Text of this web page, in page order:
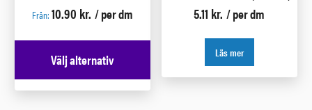
Från:10.90 kr. / per dm
Välj alternativ
5.11 kr. / per dm
Läs mer